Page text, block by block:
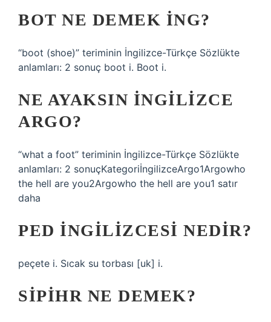
BOT NE DEMEK ING?
“boot (shoe)” teriminin İngilizce-Türkçe Sözlükte
anlamları: 2 sonuç boot i. Boot i.
NE AYAKSIN INGILIZCE
ARGO?
“what a foot” teriminin İngilizce-Türkçe Sözlükte
anlamları: 2 sonuçKategoriİngilizceArgo1Argowho
the hell are you2Argowho the hell are you1 satır
daha
PED INGILIZCESI NEDIR?
peçete i. Sıcak su torbası [uk] i.
SIPIHR NE DEMEK?